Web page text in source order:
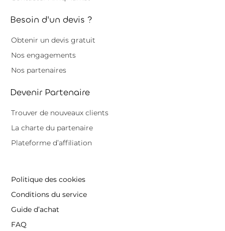
Besoin d'un devis ?
Obtenir un devis gratuit
Nos engagements
Nos partenaires
Devenir Partenaire
Trouver de nouveaux clients
La charte du partenaire
Plateforme d’affiliation
Politique des cookies
Conditions du service
Guide d’achat
FAQ